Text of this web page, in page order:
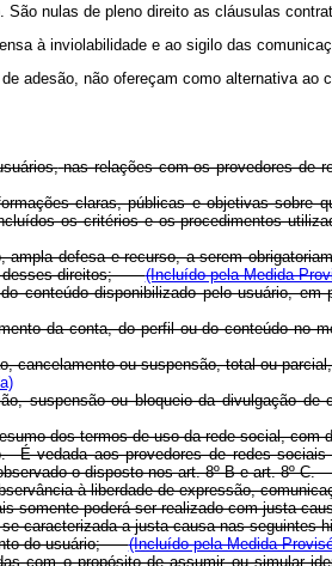
São nulas de pleno direito as cláusulas
à inviolabilidade e ao sigilo das
de adesão, não ofereçam como alternativa
nas relações com os provedores
claras, públicas e objetivas sobre
os critérios e os procedimentos
ampla defesa e recurso, a serem
desses direitos;(Incluído pela Medida
conteúdo disponibilizado pelo usuário,
da conta, do perfil ou do conteúdo
cancelamento ou suspensão, total ou
suspensão ou bloqueio da divulgação
dos termos de uso da rede social,
É vedada aos provedores de redes
o disposto nos art. 8º-B e art.
à liberdade de expressão,
somente poderá ser realizado com justa
se caracterizada a justa causa nas
do usuário;(Incluído pela Medida
com o propósito de assumir ou simular